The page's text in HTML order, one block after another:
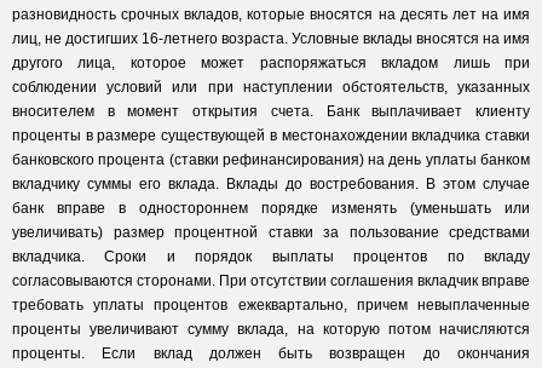
разновидность срочных вкладов, которые вносятся на десять лет на имя
лиц, не достигших 16-летнего возраста. Условные вклады вносятся на имя
другого лица, которое может распоряжаться вкладом лишь при
соблюдении условий или при наступлении обстоятельств, указанных
вносителем в момент открытия счета. Банк выплачивает клиенту
проценты в размере существующей в местонахождении вкладчика ставки
банковского процента (ставки рефинансирования) на день уплаты банком
вкладчику суммы его вклада. Вклады до востребования. В этом случае
банк вправе в одностороннем порядке изменять (уменьшать или
увеличивать) размер процентной ставки за пользование средствами
вкладчика. Сроки и порядок выплаты процентов по вкладу
согласовываются сторонами. При отсутствии соглашения вкладчик вправе
требовать уплаты процентов ежеквартально, причем невыплаченные
проценты увеличивают сумму вклада, на которую потом начисляются
проценты. Если вклад должен быть возвращен до окончания